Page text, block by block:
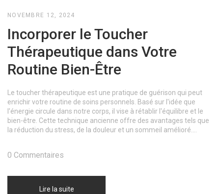
NOVEMBRE 12, 2024
Incorporer le Toucher
Thérapeutique dans Votre
Routine Bien-Être
Le toucher thérapeutique est une pratique de guérison qui peut
enrichir votre routine de soins personnels. Basé sur l'idée que
l'énergie circule dans notre corps, il vise à rétablir l'équilibre et le
bien-être. Cette technique ancienne offre des avantages tels que
la réduction du stress, de la douleur et un sommeil amélioré.
Lire la suite
0 Commentaires